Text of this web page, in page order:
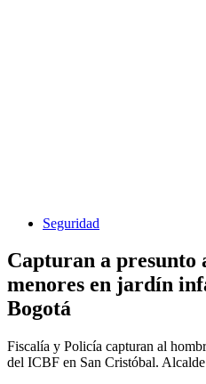
Seguridad
Capturan a presunto
menores en jardín
Bogotá
Fiscalía y Policía capturan al
del ICBF en San Cristóbal.